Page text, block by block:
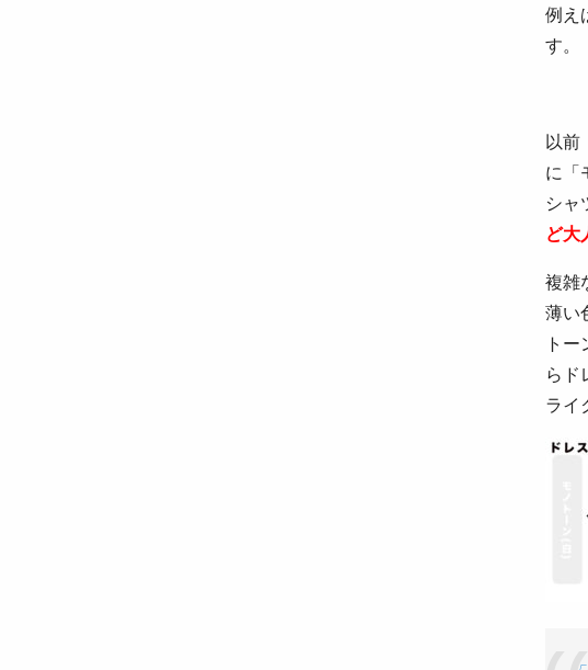
例え
す。
以前
に「
シャ
ど大
複雑
薄い
ト
らド
ライ